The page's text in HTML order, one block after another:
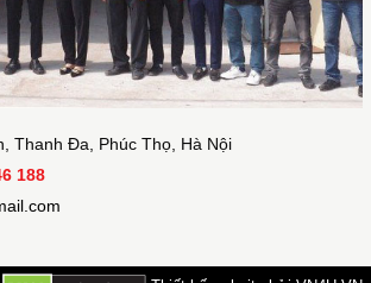
Thanh Đa, Phúc Thọ, Hà Nội
188